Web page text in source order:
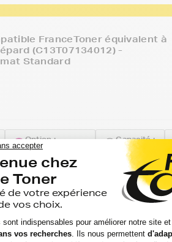
FranceToner équivalent à
(C13T07134012) -
Standard
Option :
Magenta (rouge)
Capacité :
345 pages